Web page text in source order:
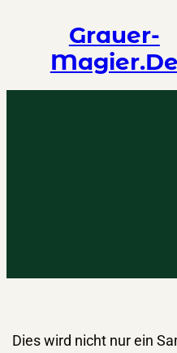
springen
Grauer-
Magier.de
Dies wird nicht nur ein